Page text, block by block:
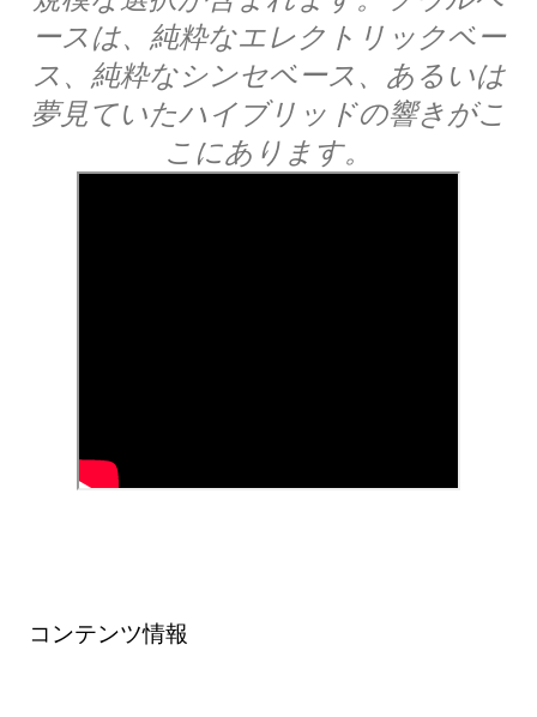
ースは、純粋なエレクトリックベー
ス、純粋なシンセベース、あるいは
夢見ていたハイブリッドの響きがこ
こにあります。
コンテンツ情報